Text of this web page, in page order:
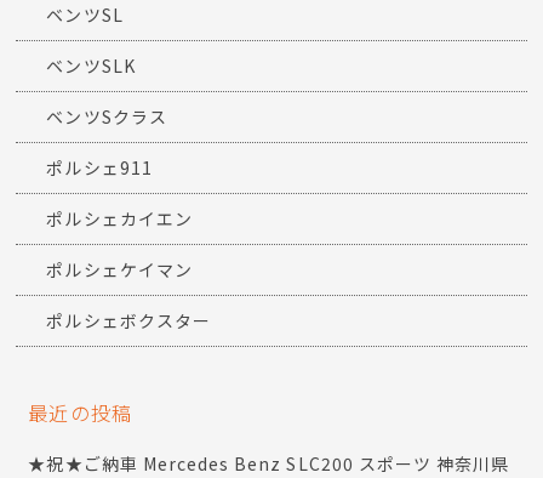
ベンツSL
ベンツSLK
ベンツSクラス
ポルシェ911
ポルシェカイエン
ポルシェケイマン
ポルシェボクスター
最近の投稿
★祝★ご納車 Mercedes Benz SLC200 スポーツ 神奈川県